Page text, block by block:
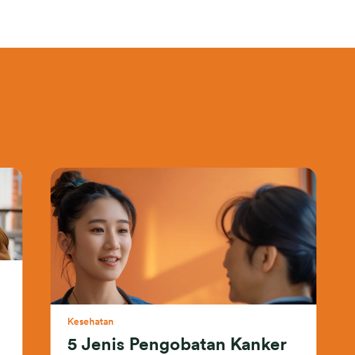
Kesehatan
5 Jenis Pengobatan Kanker